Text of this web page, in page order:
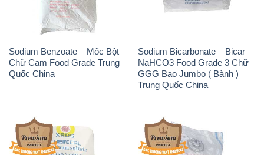
Sodium Benzoate – Mốc Bột
Chữ Cam Food Grade Trung
Quốc China
Sodium Bicarbonate – Bicar
NaHCO3 Food Grade 3 Chữ
GGG Bao Jumbo ( Bành )
Trung Quốc China